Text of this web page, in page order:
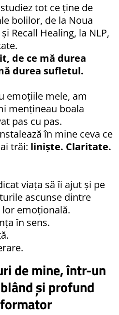
tot ce ține de
bolilor, de la Noua
Recall Healing, la NLP,
de ce mă durea
durea sufletul.
emoțiile mele, am
mențineau boala
pas cu pas.
în mine ceva ce
trăi: liniște. Claritate.
viața să îi ajut și pe
ascunse dintre
emoțională.
în sens.
de mine, într-un
și profund